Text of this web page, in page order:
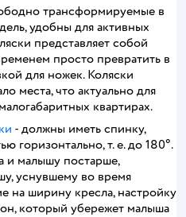
трансформируемые в
удобны для активных
представляет собой
просто превратить в
для ножек. Коляски
места, что актуально для
квартирах.
- должны иметь спинку,
горизонтально, т. е. до 180°.
и малышу постарше,
уснувшему во время
на ширину кресла, настройку
который убережет малыша